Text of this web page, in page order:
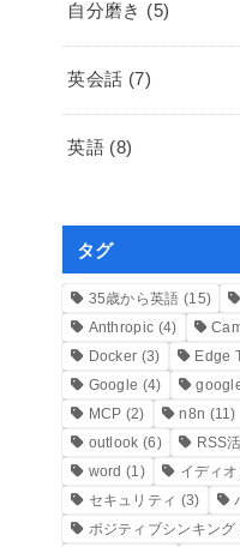
自分磨き (5)
英会話 (7)
英語 (8)
タグ
35歳から英語 (15)
Anthropic (4)
Docker (3) Edge
Google (4)
MCP (2) n8n (11)
outlook (6) RSS
word (1) イディ
セキュリティ (3)
ポジティブシンキング